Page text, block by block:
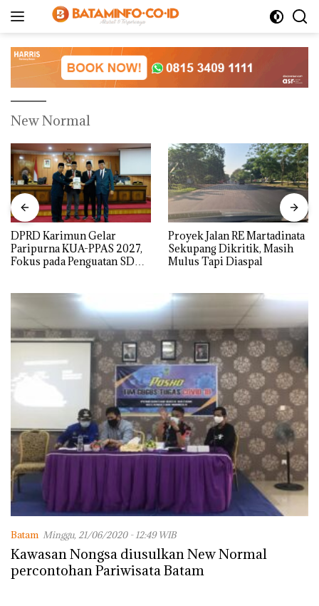
New Normal
DPRD Karimun Gelar
Paripurna KUA-PPAS 2027,
Fokus pada Penguatan SDM,
Proyek Jalan RE Martadinata
Sekupang Dikritik, Masih
Mulus Tapi Diaspal
Batam Minggu, 21/06/2020 - 12:49 WIB
Kawasan Nongsa diusulkan New Normal
percontohan Pariwisata Batam